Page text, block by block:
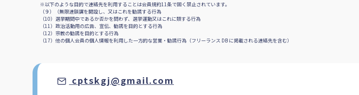
※以下のような目的で連絡先を利用することは会員規約11条で固く禁止されています。
（９）（無限連鎖講を開設し、又はこれを勧誘する行為
（10）選挙期間中であるか否かを問わず、選挙運動又はこれに類する行為
（11）政治活動用の広告、宣伝、勧誘を目的とする行為
（12）宗教の勧誘を目的とする行為
（17）他の個人会員の個人情報を利用した一方的な営業・勧誘行為（フリーランス DB に掲載される連絡先を含む）
cptskgj@gmail.com